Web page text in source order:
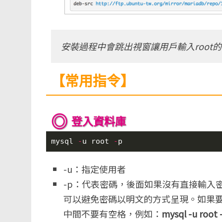
安裝過程中會跳出視窗讓用戶輸入root
【常用指令】
登入資料庫
mysql -u root -p
-u：指定使用者
-p：代表密碼，後面如果沒有直接輸入
可以避免密碼以明文的方式呈現。如果
中間不要有空格，例如： mysql -u root